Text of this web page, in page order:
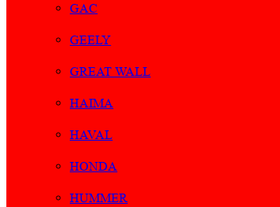
GAC
GEELY
GREAT WALL
HAIMA
HAVAL
HONDA
HUMMER